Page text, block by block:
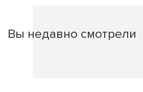
Вы недавно смотрели